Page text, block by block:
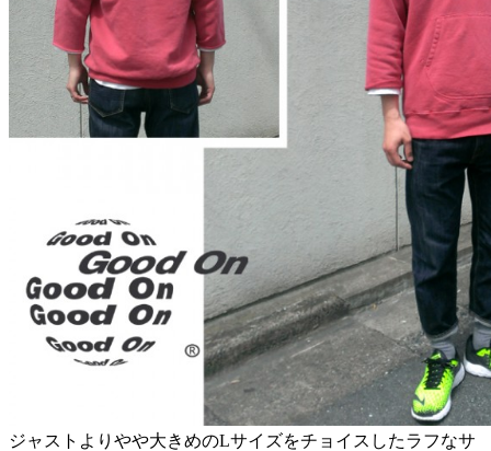
ジャストよりやや大きめのLサイズをチョイスしたラフなサ